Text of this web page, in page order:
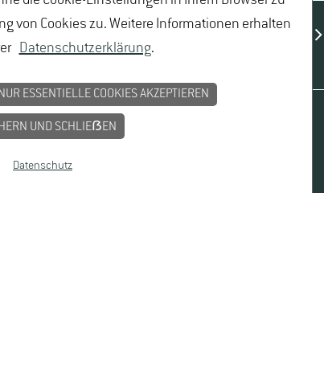
FÜR STUDIERENDE UND ALUMNI
von Cookies zu. Weitere Informationen erhalten
Datenschutzerklärung.
ESSENTIELLE COOKIES AKZEPTIEREN
UND SCHLIEẞEN
Datenschutz